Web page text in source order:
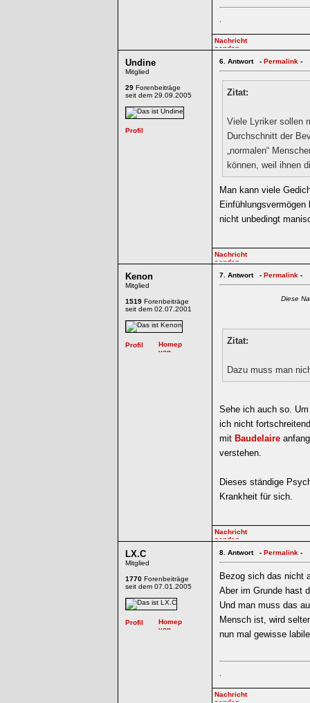
.
Undine
Mitglied
29 Forenbeiträge
seit dem 29.09.2005
6. Antwort - Permalink -
Zitat:
Viele Lyriker sollen
Durchschnitt der
„normalen“
können, weil ihnen
Man kann viele
nicht unbedingt
Kenon
Mitglied
1519 Forenbeiträge
seit dem 02.07.2001
7. Antwort - Permalink -
Diese
Zitat:
Dazu muss man
Sehe ich auch so.
ich nicht
mit Baudelaire
verstehen.
Dieses ständige
Krankheit für sich.
LX.C
Mitglied
1770 Forenbeiträge
seit dem 07.01.2005
8. Antwort - Permalink -
Bezog sich das nicht
Aber im Grunde hast
Und man muss das
Mensch ist, wird
nun mal gewisse
.